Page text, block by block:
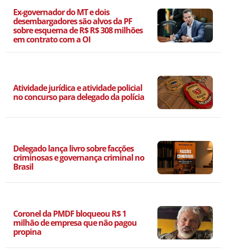
Ex-governador do MT e dois
desembargadores são alvos da PF
sobre esquema de R$ R$ 308 milhões
em contrato com a OI
Atividade jurídica e atividade policial
no concurso para delegado da polícia
Delegado lança livro sobre facções
criminosas e governança criminal no
Brasil
Coronel da PMDF bloqueou R$ 1
milhão de empresa que não pagou
propina